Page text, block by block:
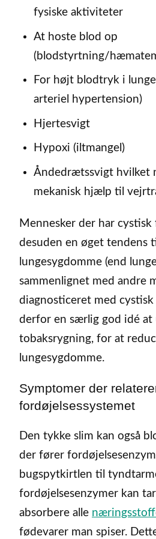
fysiske aktiviteter
At hoste blod op
(blodstyrtning/
For højt blodtryk i
arteriel hypertension)
Hjertesvigt
Hypoxi (iltmangel)
Åndedrætssvigt hvilket
mekanisk hjælp til
Mennesker der har cystisk
desuden en øget tendens
lungesygdomme (end
sammenlignet med andre
diagnosticeret med
derfor en særlig god idé at
tobaksrygning, for at
lungesygdomme.
Symptomer der
fordøjelsessystemet
Den tykke slim kan også
der fører
bugspytkirtlen til
fordøjelsesenzymer kan
absorbere alle
fødevarer man spiser.